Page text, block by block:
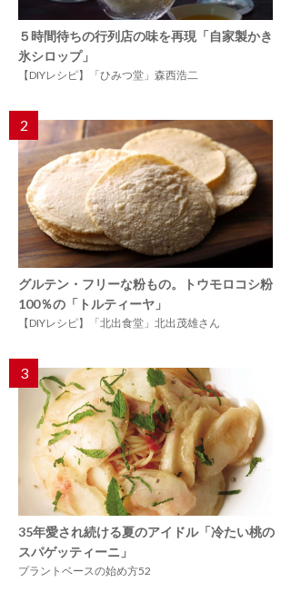
５時間待ちの行列店の味を再現「自家製かき
氷シロップ」
【DIYレシピ】「ひみつ堂」森西浩二
2
グルテン・フリーな粉もの。トウモロコシ粉
100％の「トルティーヤ」
【DIYレシピ】「北出食堂」北出茂雄さん
3
35年愛され続ける夏のアイドル「冷たい桃の
スパゲッティーニ」
プラントベースの始め方52